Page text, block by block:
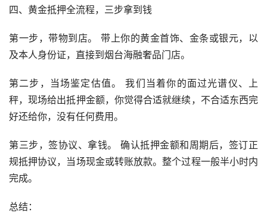
四、黄金抵押全流程，三步拿到钱
第一步，带物到店。 带上你的黄金首饰、金条或银元，以
及本人身份证，直接到烟台海融奢品门店。
第二步，当场鉴定估值。 我们当着你的面过光谱仪、上
秤，现场给出抵押金额，你觉得合适就继续，不合适东西完
好还给你，没有任何费用。
第三步，签协议、拿钱。 确认抵押金额和周期后，签订正
规抵押协议，当场现金或转账放款。整个过程一般半小时内
完成。
总结：